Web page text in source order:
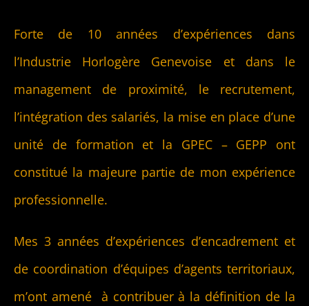
Forte de 10 années d’expériences dans
l’Industrie Horlogère Genevoise et dans le
management de proximité, le recrutement,
l’intégration des salariés, la mise en place d’une
unité de formation et la GPEC – GEPP ont
constitué la majeure partie de mon expérience
professionnelle.
Mes 3 années d’expériences d’encadrement et
de coordination d’équipes d’agents territoriaux,
m’ont amené à contribuer à la définition de la